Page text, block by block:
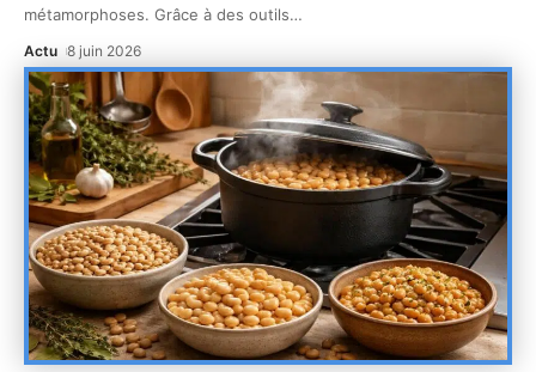
métamorphoses. Grâce à des outils…
Actu 8 juin 2026